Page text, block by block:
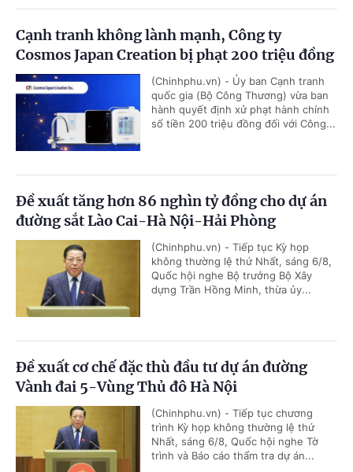
Cạnh tranh không lành mạnh, Công ty
Cosmos Japan Creation bị phạt 200 triệu đồng
(Chinhphu.vn) - Ủy ban Cạnh tranh
quốc gia (Bộ Công Thương) vừa ban
hành quyết định xử phạt hành chính
số tiền 200 triệu đồng đối với Công...
Đề xuất tăng hơn 86 nghìn tỷ đồng cho dự án
đường sắt Lào Cai-Hà Nội-Hải Phòng
(Chinhphu.vn) - Tiếp tục Kỳ họp
không thường lệ thứ Nhất, sáng 6/8,
Quốc hội nghe Bộ trưởng Bộ Xây
dựng Trần Hồng Minh, thừa ủy...
Đề xuất cơ chế đặc thù đầu tư dự án đường
Vành đai 5-Vùng Thủ đô Hà Nội
(Chinhphu.vn) - Tiếp tục chương
trình Kỳ họp không thường lệ thứ
Nhất, sáng 6/8, Quốc hội nghe Tờ
trình và Báo cáo thẩm tra dự án...